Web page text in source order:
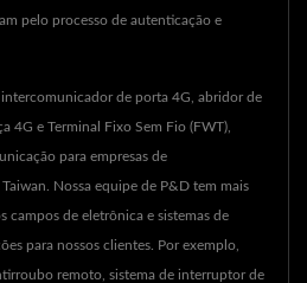
pelo processo de autenticação e
de porta 4G, abridor de
4G e Terminal Fixo Sem Fio (FWT),
para empresas de
Nossa equipe de P&D tem mais
campos de eletrônica e sistemas de
para nossos clientes. Por exemplo,
remoto, sistema de interruptor de